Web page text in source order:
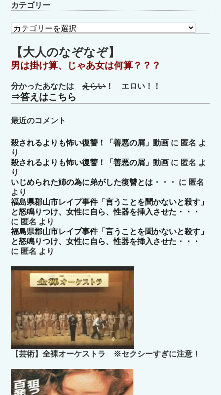
カテゴリー
カ
テ
ゴ
リ
ー
【大人のなぞなぞ】
男は掛け算、じゃあ女は何算？？？
分かったあなたはえらい！ エロい！！
⇒答えはこちら
最近のコメント
殺されるよりも怖い復讐！「善悪の屑」動画 に 匿名 よ
り
殺されるよりも怖い復讐！「善悪の屑」動画 に 匿名 よ
り
いじめられた姉の為に弟がした復讐とは・・・
に 匿名
より
福島県郡山市レイプ事件「言うことを聞かないと殺す」
と怒鳴りつけ、女性に自ら、性器を挿入させた・・・
に 匿名 より
福島県郡山市レイプ事件「言うことを聞かないと殺す」
と怒鳴りつけ、女性に自ら、性器を挿入させた・・・
に 匿名 より
【芸術】全裸オーケストラ ※セクシーすぎに注意！